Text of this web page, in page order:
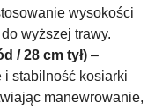
wysokości
wyższej trawy.
/ 28 cm tył) –
i stabilność kosiarki
manewrowanie,